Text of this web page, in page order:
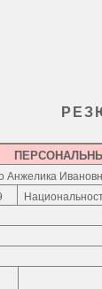
Анжелика